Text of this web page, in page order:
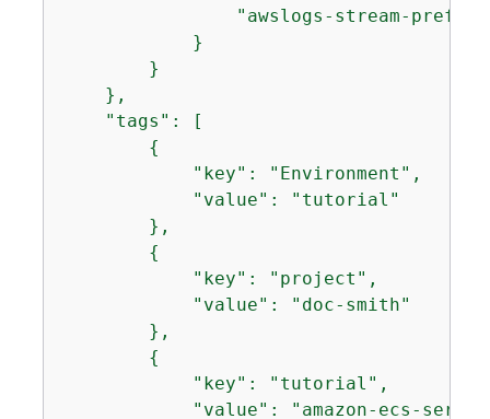
"awslogs-stream-
            }
        }
    },
    "tags": [
{
            "key": "Environment",
            "value": "tutorial"
        },
{
            "key": "project",
            "value": "doc-smith"
        },
{
            "key": "tutorial",
"value": "amazon-ecs-